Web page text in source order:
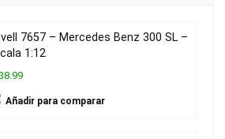
7657 – Mercedes Benz 300 SL –
1:12
Añadir para comparar